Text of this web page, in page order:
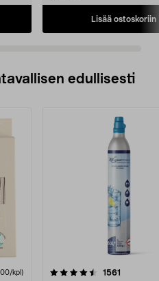
Lisää ostoskoriin
edullisesti
kpl) 1561
4.5viidestä